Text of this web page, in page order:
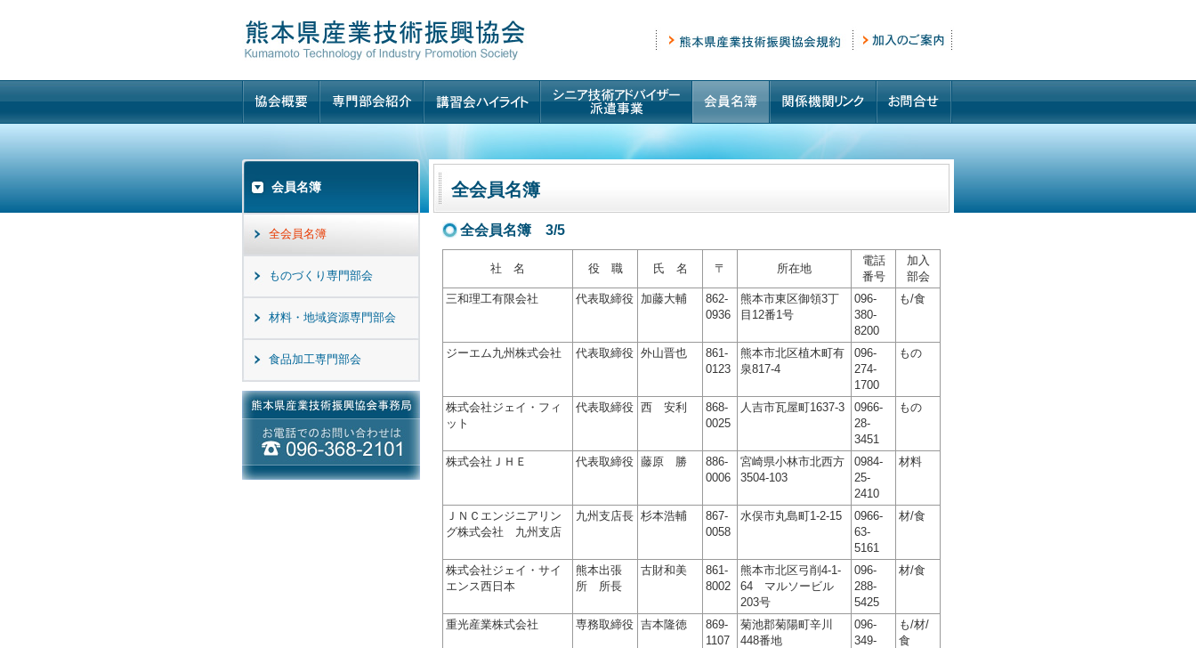
会員名簿
全会員名簿
ものづくり専門部会
材料・地域資源専門部会
食品加工専門部会
全会員名簿
全会員名簿 3/5
社 名 役 職 氏 名 〒 所在地
電話
番号
加入
部会
三和理工有限会社
代表取締役 加藤大輔
862-
0936
熊本市東区御領3丁
目12番1号
096-
380-
8200
も/食
ジーエム九州株式会社 代表取締役 外山晋也
861-
0123
熊本市北区植木町有
泉817-4
096-
274-
1700
もの
株式会社ジェイ・フィ
ット
代表取締役 西 安利
868-
0025
人吉市瓦屋町1637-3
0966-
28-
3451
もの
株式会社ＪＨＥ 代表取締役 藤原 勝
886-
0006
宮崎県小林市北西方
3504-103
0984-
25-
2410
材料
ＪＮＣエンジニアリン
グ株式会社 九州支店
九州支店長 杉本浩輔
867-
0058
水俣市丸島町1-2-15
0966-
63-
5161
材/食
株式会社ジェイ・サイ
エンス西日本
熊本出張
所 所長
古財和美
861-
8002
熊本市北区弓削4-1-
64 マルソービル
203号
096-
288-
5425
材/食
重光産業株式会社 専務取締役 吉本隆徳
869-
1107
菊池郡菊陽町辛川
448番地
096-
349-
も/材/
食